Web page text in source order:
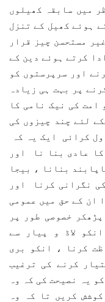
میں سابقہ کھیلوں
ہوئے کھیل کے تنزل
مستحسن چیز قرار
کرتے ہوئے دین کے
اور سرپرستوں کو
پر بہت ہی زیادہ
امت کی نیک نامی کا
لئے چند چیزوں کی
کرائی ایک یہ کہ
عادی بنا نا اور
بنانا ، بیجا
نگرانی کرنا اور
ان کے حق میں عمومی
خصوصی طور پر
لاڈ و پیار سے
کرنا ، انکو بری
کرنے کی ترغیب
یہ نصیحت کی کہ وہ
کریں تا کہ وہ